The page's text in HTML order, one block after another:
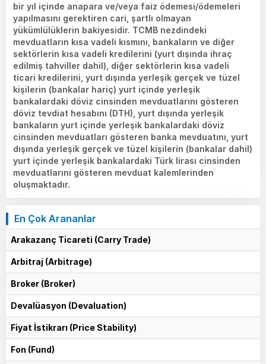
bir yıl içinde anapara ve/veya faiz ödemesi/ödemeleri
yapılmasını gerektiren cari, şartlı olmayan
yükümlülüklerin bakiyesidir. TCMB nezdindeki
mevduatların kısa vadeli kısmını, bankaların ve diğer
sektörlerin kısa vadeli kredilerini (yurt dışında ihraç
edilmiş tahviller dahil), diğer sektörlerin kısa vadeli
ticari kredilerini, yurt dışında yerleşik gerçek ve tüzel
kişilerin (bankalar hariç) yurt içinde yerleşik
bankalardaki döviz cinsinden mevduatlarını gösteren
döviz tevdiat hesabını (DTH), yurt dışında yerleşik
bankaların yurt içinde yerleşik bankalardaki döviz
cinsinden mevduatları gösteren banka mevduatını, yurt
dışında yerleşik gerçek ve tüzel kişilerin (bankalar dahil)
yurt içinde yerleşik bankalardaki Türk lirası cinsinden
mevduatlarını gösteren mevduat kalemlerinden
oluşmaktadır.
En Çok Arananlar
Arakazanç Ticareti (Carry Trade)
Arbitraj (Arbitrage)
Broker (Broker)
Devalüasyon (Devaluation)
Fiyat İstikrarı (Price Stability)
Fon (Fund)